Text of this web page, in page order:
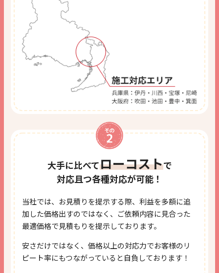
大手に比べてローコストで
対応且つ各種対応が可能！
当社では、お見積りを提示する際、利益を多額に追
加した価格出すのではなく、
ご依頼内容に見合った
最適価格で見積もりを提示しております。
安さだけではなく、価格以上の対応力でお客様のリ
ピート率にもつながっていると自負しております！